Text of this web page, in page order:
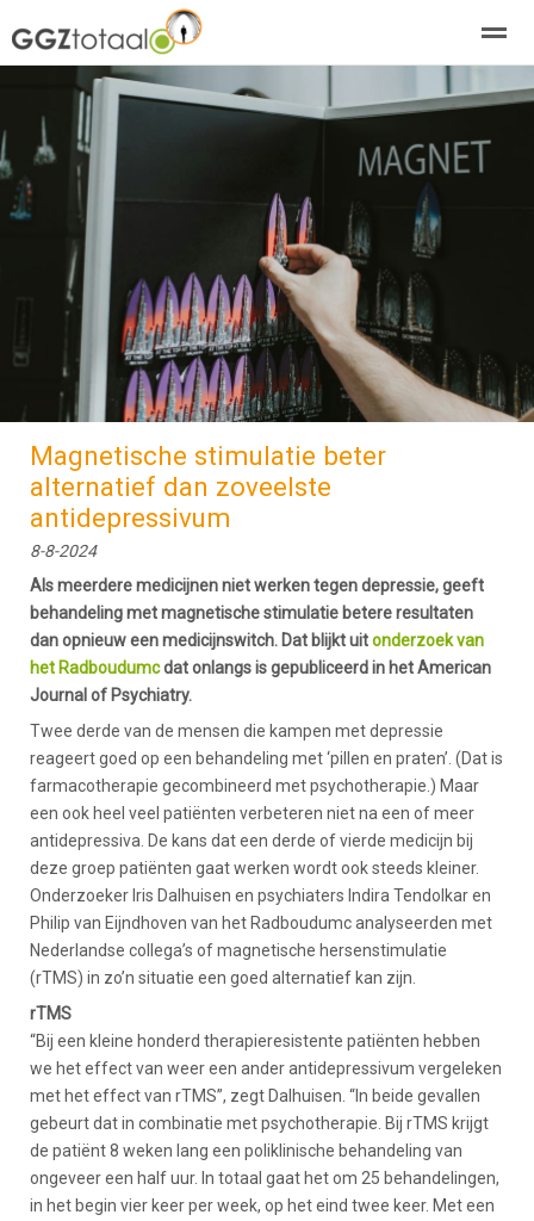
over GGZTotaal abonneren adverteren E-
Home Zoeken Pagina's
Magnetische stimulatie beter
alternatief dan zoveelste
antidepressivum
8-8-2024
Als meerdere medicijnen niet werken tegen depressie, geeft
behandeling met magnetische stimulatie betere resultaten
dan opnieuw een medicijnswitch. Dat blijkt uitonderzoek van
het Radboudumcdat onlangs is gepubliceerd in het American
Journal of Psychiatry.
Twee derde van de mensen die kampen met depressie
reageert goed op een behandeling met ‘pillen en praten’. (Dat is
farmacotherapie gecombineerd met psychotherapie.) Maar
een ook heel veel patiënten verbeteren niet na een of meer
antidepressiva. De kans dat een derde of vierde medicijn bij
deze groep patiënten gaat werken wordt ook steeds kleiner.
Onderzoeker Iris Dalhuisen en psychiaters Indira Tendolkar en
Philip van Eijndhoven van het Radboudumc analyseerden met
Nederlandse collega’s of magnetische hersenstimulatie
(rTMS) in zo’n situatie een goed alternatief kan zijn.
rTMS
“Bij een kleine honderd therapieresistente patiënten hebben
we het effect van weer een ander antidepressivum vergeleken
met het effect van rTMS”, zegt Dalhuisen. “In beide gevallen
gebeurt dat in combinatie met psychotherapie. Bij rTMS krijgt
de patiënt 8 weken lang een poliklinische behandeling van
ongeveer een half uur. In totaal gaat het om 25 behandelingen,
in het begin vier keer per week, op het eind twee keer. Met een